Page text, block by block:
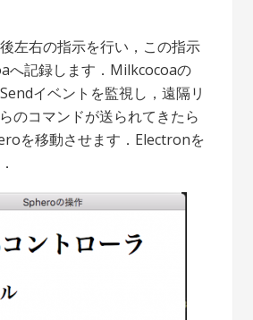
左右の指示を行い，この指示
へ記録します．Milkcocoaの
イベントを監視し，遠隔リ
のコマンドが送られてきたら
を移動させます．Electronを